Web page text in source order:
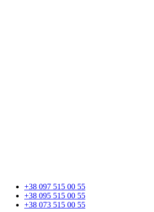
+38 097 515 00 55
+38 095 515 00 55
+38 073 515 00 55